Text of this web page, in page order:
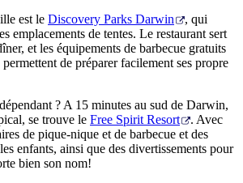
est le Discovery Parks Darwin
, qui
emplacements de tentes. Le restaurant sert
et les équipements de barbecue gratuits
de préparer facilement ses propre
? A 15 minutes au sud de Darwin,
se trouve le Free Spirit Resort
. Avec
de pique-nique et de barbecue et des
enfants, ainsi que des divertissements pour
bien son nom!